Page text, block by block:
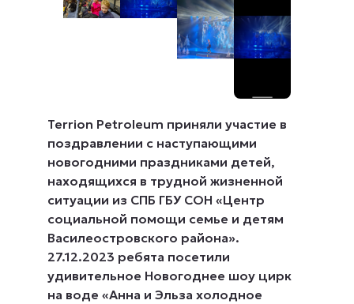
Terrion Petroleum приняли участие в
поздравлении с наступающими
новогодними праздниками детей,
находящихся в трудной жизненной
ситуации из СПБ ГБУ СОН «Центр
социальной помощи семье и детям
Василеостровского района».
27.12.2023 ребята посетили
удивительное Новогоднее шоу цирк
на воде «Анна и Эльза холодное